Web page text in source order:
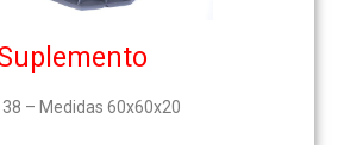
– Medidas 60x60x20